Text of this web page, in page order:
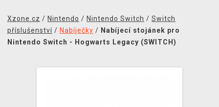
MERCHANDISE
Xzone.cz / Nintendo / Nintendo Switch / Switch
příslušenství / Nabíječky / Nabíjecí stojánek pro
Nintendo Switch - Hogwarts Legacy (SWITCH)